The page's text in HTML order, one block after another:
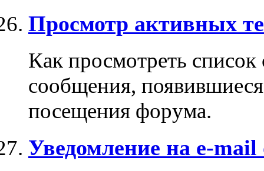
Просмотр активных
Как просмотреть
сообщения,
посещения форума.
Уведомление на e-